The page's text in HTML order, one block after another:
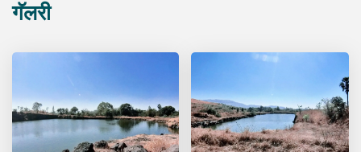
गॅलरी